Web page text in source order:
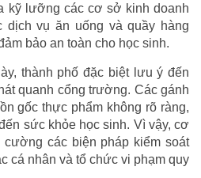
kỹ lưỡng các cơ sở kinh doanh
vụ ăn uống và quầy hàng
bảo an toàn cho học sinh.
thành phố đặc biệt lưu ý đến
quanh cổng trường. Các gánh
gốc thực phẩm không rõ ràng,
sức khỏe học sinh. Vì vậy, cơ
các biện pháp kiểm soát
cá nhân và tổ chức vi phạm quy